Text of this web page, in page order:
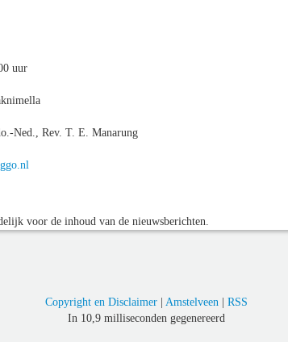
uur
Ned., Rev. T. E. Manarung
voor de inhoud van de nieuwsberichten.
Copyright en Disclaimer| Amstelveen | RSS
In 10,9 milliseconden gegenereerd